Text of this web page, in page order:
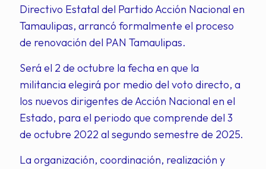
Directivo Estatal del Partido Acción Nacional en
Tamaulipas, arrancó formalmente el proceso
de renovación del PAN Tamaulipas.
Será el 2 de octubre la fecha en que la
militancia elegirá por medio del voto directo, a
los nuevos dirigentes de Acción Nacional en el
Estado, para el periodo que comprende del 3
de octubre 2022 al segundo semestre de 2025.
La organización, coordinación, realización y